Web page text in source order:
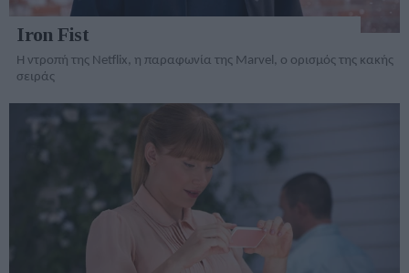
Iron Fist
Η ντροπή της Netflix, η παραφωνία της Marvel, ο ορισμός της κακής
σειράς